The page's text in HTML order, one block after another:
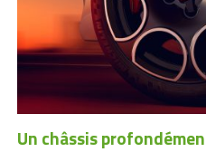
Un châssis